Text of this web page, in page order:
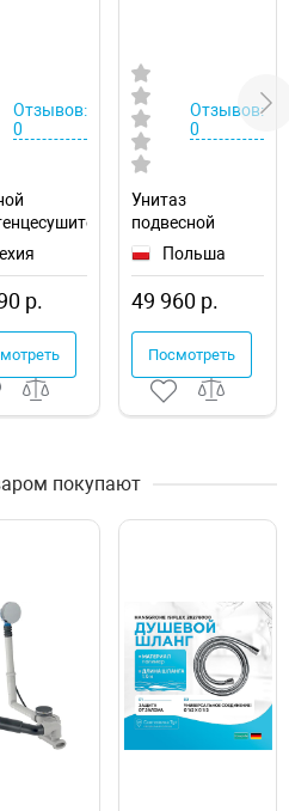
Отзывов:
0
р.
Отзывов:
0
Унитаз
подвесной
Excellent Doto
CEEX.1404.485.WH
Польша
49 960 р.
Посмотреть
покупают